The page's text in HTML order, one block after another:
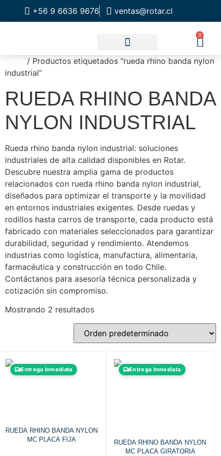
+56 9 6636 9676 ventas@rotar.cl
0
/ Productos etiquetados “rueda rhino banda nylon
industrial”
RUEDA RHINO BANDA
NYLON INDUSTRIAL
Rueda rhino banda nylon industrial: soluciones
industriales de alta calidad disponibles en Rotar.
Descubre nuestra amplia gama de productos
relacionados con rueda rhino banda nylon industrial,
diseñados para optimizar el transporte y la movilidad
en entornos industriales exigentes. Desde ruedas y
rodillos hasta carros de transporte, cada producto está
fabricado con materiales seleccionados para garantizar
durabilidad, seguridad y rendimiento. Atendemos
industrias como logística, manufactura, alimentaria,
farmacéutica y construcción en todo Chile.
Contáctanos para asesoría técnica personalizada y
cotización sin compromiso.
Mostrando 2 resultados
Entrega Inmediata
RUEDA RHINO BANDA NYLON
MC PLACA FIJA
Entrega Inmediata
RUEDA RHINO BANDA NYLON
MC PLACA GIRATORIA